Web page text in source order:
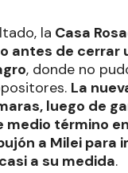
la Casa
antes de cerrar
, donde no
La
luego de
medio término
a Milei para
a su medida.